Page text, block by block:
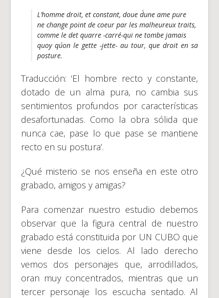
L’homme droit, et constant, doue d´une ame pure
ne change point de coeur par les malheureux traits,
comme le det quarre -carré-qui ne tombe jamais
quoy qu´on le gette -jette- au tour, que droit en sa
posture.
Traducción: ‘El hombre recto y constante,
dotado de un alma pura, no cambia sus
sentimientos profundos por características
desafortunadas. Como la obra sólida que
nunca cae, pase lo que pase se mantiene
recto en su postura’.
¿Qué misterio se nos enseña en este otro
grabado, amigos y amigas?
Para comenzar nuestro estudio debemos
observar que la figura central de nuestro
grabado está constituida por UN CUBO que
viene desde los cielos. Al lado derecho
vemos dos personajes que, arrodillados,
oran muy concentrados, mientras que un
tercer personaje los escucha sentado. Al